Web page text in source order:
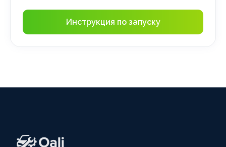
Инструкция по запуску